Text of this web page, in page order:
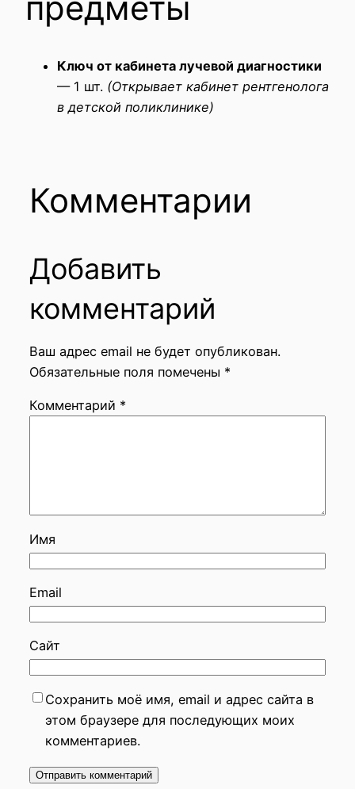
Ключ от кабинета лучевой диагностики
— 1 шт. (Открывает кабинет рентгенолога
в детской поликлинике)
Комментарии
Добавить
комментарий
Ваш адрес email не будет опубликован.
Обязательные поля помечены *
Комментарий *
Имя
Email
Сайт
Сохранить моё имя, email и адрес сайта в
этом браузере для последующих моих
комментариев.